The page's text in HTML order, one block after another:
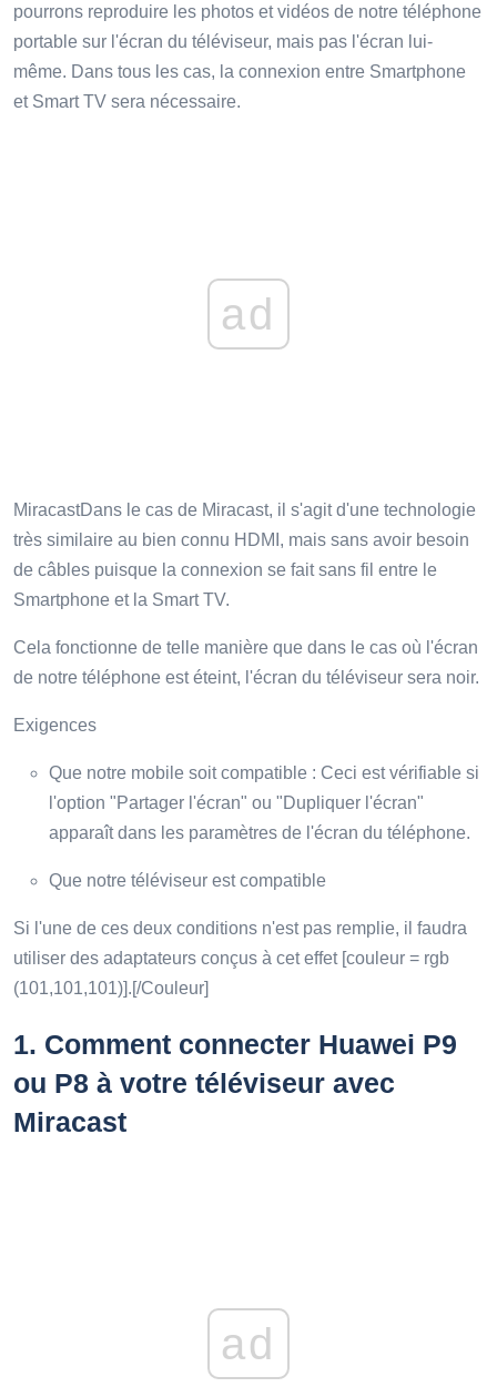
pourrons reproduire les photos et vidéos de notre téléphone
portable sur l'écran du téléviseur, mais pas l'écran lui-
même. Dans tous les cas, la connexion entre Smartphone
et Smart TV sera nécessaire.
ad
MiracastDans le cas de Miracast, il s'agit d'une technologie
très similaire au bien connu HDMI, mais sans avoir besoin
de câbles puisque la connexion se fait sans fil entre le
Smartphone et la Smart TV.
Cela fonctionne de telle manière que dans le cas où l'écran
de notre téléphone est éteint, l'écran du téléviseur sera noir.
Exigences
Que notre mobile soit compatible : Ceci est vérifiable si
l'option "Partager l'écran" ou "Dupliquer l'écran"
apparaît dans les paramètres de l'écran du téléphone.
Que notre téléviseur est compatible
Si l'une de ces deux conditions n'est pas remplie, il faudra
utiliser des adaptateurs conçus à cet effet [couleur = rgb
(101,101,101)].[/Couleur]
1. Comment connecter Huawei P9
ou P8 à votre téléviseur avec
Miracast
ad